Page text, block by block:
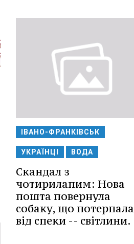
ІВАНО-ФРАНКІВСЬК
УКРАЇНЦІ ВОДА
Скандал з
чотирилапим: Нова
пошта повернула
собаку, що потерпала
від спеки -- світлини.